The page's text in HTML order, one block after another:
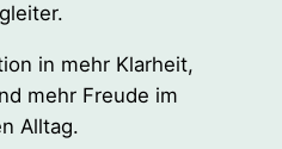
in mehr Klarheit,
mehr Freude im
Alltag.